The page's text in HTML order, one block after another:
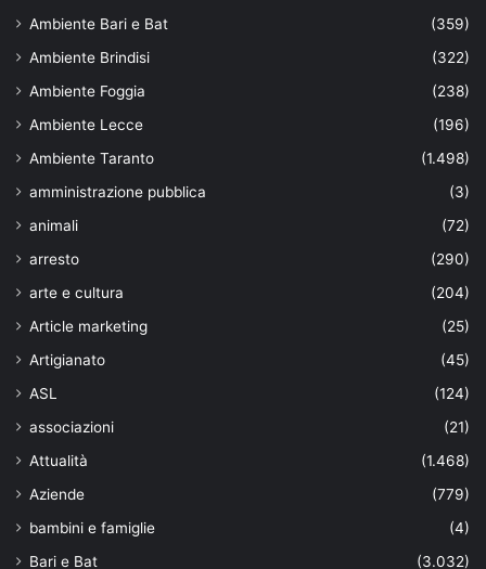
Ambiente Bari e Bat
(359)
Ambiente Brindisi
(322)
Ambiente Foggia
(238)
Ambiente Lecce
(196)
Ambiente Taranto
(1.498)
amministrazione pubblica
(3)
animali
(72)
arresto
(290)
arte e cultura
(204)
Article marketing
(25)
Artigianato
(45)
ASL
(124)
associazioni
(21)
Attualità
(1.468)
Aziende
(779)
bambini e famiglie
(4)
Bari e Bat
(3.032)